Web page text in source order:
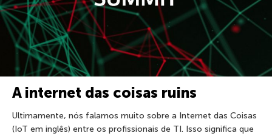
A internet das coisas ruins
Ultimamente, nós falamos muito sobre a Internet das Coisas
(IoT em inglês) entre os profissionais de TI. Isso significa que